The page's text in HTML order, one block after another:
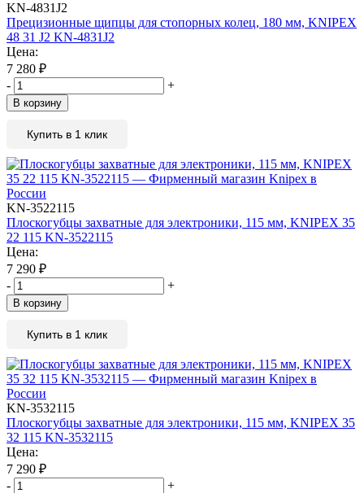
KN-4831J2
Прецизионные щипцы для стопорных колец, 180 мм, KNIPEX
48 31 J2 KN-4831J2
Цена:
7 280 ₽
-
+
В корзину
Купить в 1 клик
KN-3522115
Плоскогубцы захватные для электроники, 115 мм, KNIPEX 35
22 115 KN-3522115
Цена:
7 290 ₽
-
+
В корзину
Купить в 1 клик
KN-3532115
Плоскогубцы захватные для электроники, 115 мм, KNIPEX 35
32 115 KN-3532115
Цена:
7 290 ₽
-
+